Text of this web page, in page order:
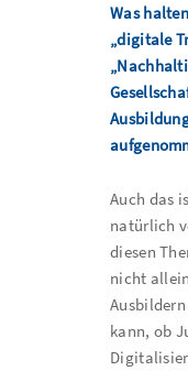
Was
„digitale
Auch das
natürlich
diesen
nicht
kann, ob